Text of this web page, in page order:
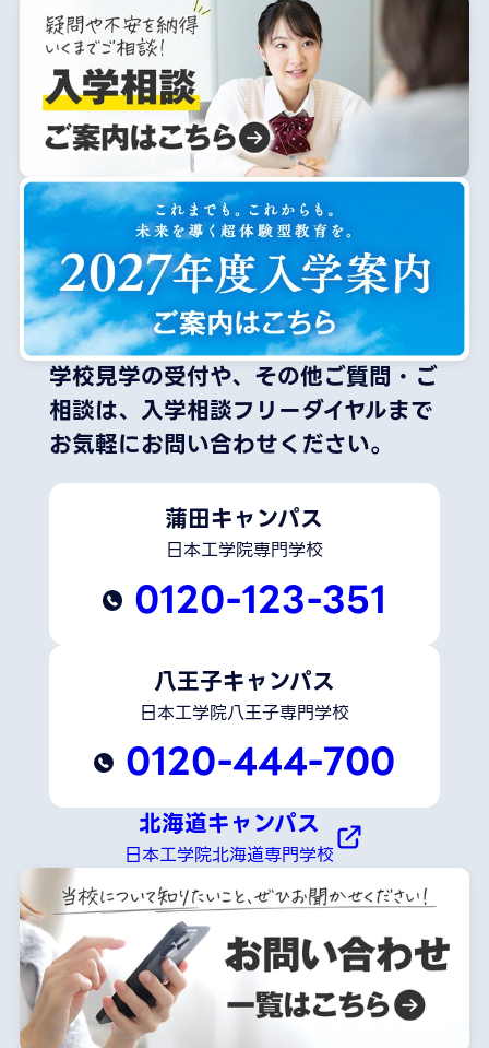
学校見学の受付や、その他ご質問・ご
相談は、 入学相談フリーダイヤルまで
お気軽にお問い合わせください。
蒲田キャンパス
日本工学院専門学校
0120-123-351
八王子キャンパス
日本工学院八王子専門学校
0120-444-700
北海道キャンパス
日本工学院北海道専門学校